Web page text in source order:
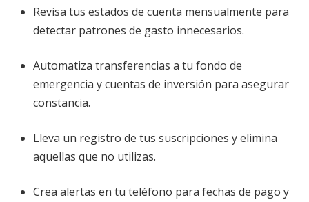
Revisa tus estados de cuenta mensualmente para
detectar patrones de gasto innecesarios.
Automatiza transferencias a tu fondo de
emergencia y cuentas de inversión para asegurar
constancia.
Lleva un registro de tus suscripciones y elimina
aquellas que no utilizas.
Crea alertas en tu teléfono para fechas de pago y